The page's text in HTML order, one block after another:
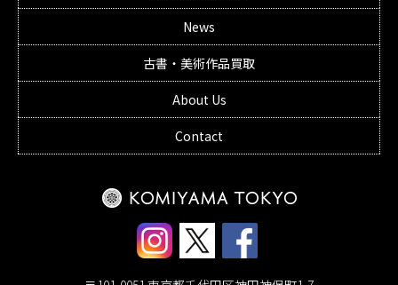
News
古書・美術作品買取
About Us
Contact